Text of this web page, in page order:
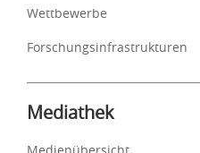
Wettbewerbe
Forschungsinfrastrukturen
Mediathek